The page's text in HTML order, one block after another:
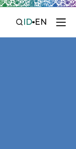
ID EN